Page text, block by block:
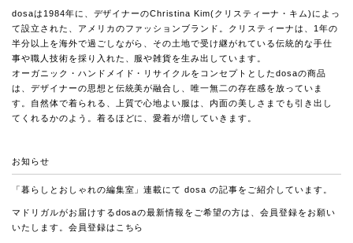
dosaは1984年に、デザイナーのChristina Kim(クリスティーナ・キム)によっ
て設立された、アメリカのファッションブランド。クリスティーナは、1年の
半分以上を海外で過ごしながら、その土地で受け継がれている伝統的な手仕
事や職人技術を採り入れた、服や雑貨を生み出しています。
オーガニック・ハンドメイド・リサイクルをコンセプトとしたdosaの商品
は、デザイナーの思想と伝統美が融合し、唯一無二の存在感を放っていま
す。自然体で着られる、上質で心地よい服は、内面の美しさまでも引き出し
てくれるかのよう。着るほどに、愛着が増していきます。
お知らせ
「暮らしとおしゃれの編集室」連載にて dosa の記事をご紹介しています。
マドリガルがお届けするdosaの最新情報をご希望の方は、会員登録をお願い
いたします。会員登録は こちら